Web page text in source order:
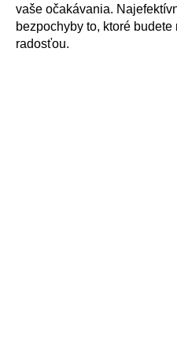
vaše očakávania.
bezpochyby to, ktoré
radosťou.